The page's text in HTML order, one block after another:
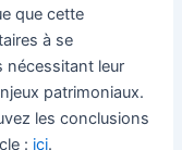
que cette
à se
nécessitant leur
patrimoniaux.
les conclusions
: ici.